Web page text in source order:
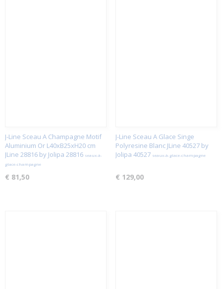
J-Line Sceau A Champagne Motif
Aluminium Or L40xB25xH20 cm
JLine 28816 by Jolipa 28816 seaux-à-
glace-champagne
€ 81,50
J-Line Sceau A Glace Singe
Polyresine Blanc JLine 40527 by
Jolipa 40527 seaux-à-glace-champagne
€ 129,00